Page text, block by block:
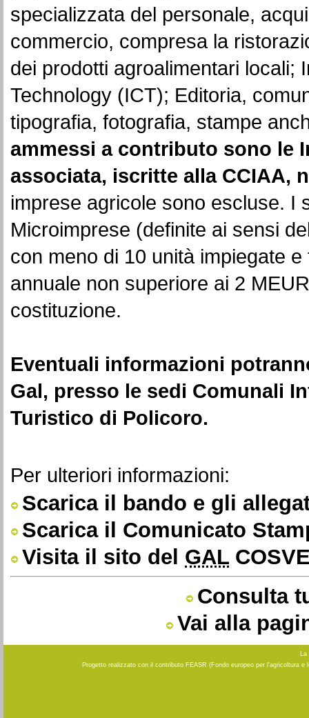
specializzata del personale,
commercio, compresa la
dei prodotti agroalimentari locali;
Technology (ICT); Editoria,
tipografia, fotografia, stampe
ammessi a contributo sono le
associata, iscritte alla CCIAA,
imprese agricole sono escluse. I
Microimprese (definite ai sensi
con meno di 10 unità impiegate
annuale non superiore ai 2
costituzione.
Eventuali informazioni
Gal, presso le sedi Comunali
Turistico di Policoro.
Per ulteriori informazioni:
Scarica il bando e gli
Scarica il Comunicato
Visita il sito del GAL
Consulta
Vai alla
La
Progetto realizzato con il contributo FEASR (Fondo europeo per l'agricoltura